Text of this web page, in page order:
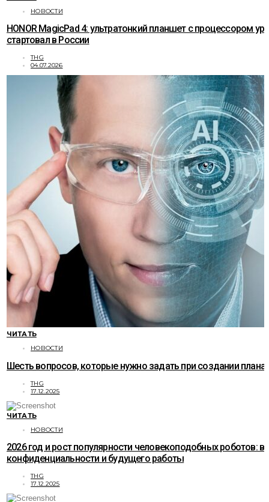
НОВОСТИ
HONOR MagicPad 4: ультратонкий планшет с процессором
стартовал в России
THG
04.07.2026
ЧИТАТЬ
НОВОСТИ
Шесть вопросов, которые нужно задать при создании
THG
17.12.2025
ЧИТАТЬ
НОВОСТИ
2026 год и рост популярности человекоподобных роботов:
конфиденциальности и будущего работы
THG
17.12.2025